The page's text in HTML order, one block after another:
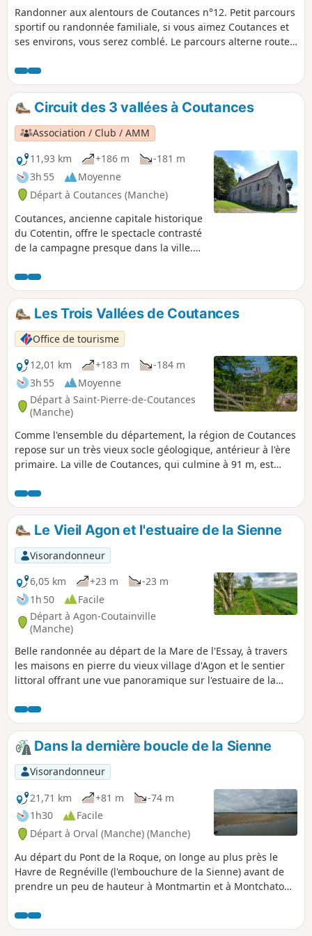
Randonner aux alentours de Coutances n°12. Petit parcours
sportif ou randonnée familiale, si vous aimez Coutances et
ses environs, vous serez comblé. Le parcours alterne routes,
dans la nature. Idéal pour une séance de running !
Circuit des 3 vallées à Coutances
Association / Club / AMM
11,93 km
+186 m
-181 m
3h 55
Moyenne
Départ à Coutances (Manche)
Coutances, ancienne capitale historique
du Cotentin, offre le spectacle contrasté
de la campagne presque dans la ville.
les proches abords de la ville en
cheminant par les 3 vallées qui
l'entourent avec chacune sa rivière un
peu paresseuse. À moitié sur terre et à
moitié sur route ou ruelles, les passages
urbains permettent de découvrir une
petite partie du patrimoine Coutançais
malgré la zone artisanale qui gâche un
peu le plaisir, mais on l'oublie vite.
Les Trois Vallées de Coutances
Office de tourisme
12,01 km
+183 m
-184 m
3h 55
Moyenne
Départ à Saint-Pierre-de-Coutances
(Manche)
Comme l'ensemble du département, la région de Coutances
repose sur un très vieux socle géologique, antérieur à l'ère
primaire. La ville de Coutances, qui culmine à 91 m, est
Bulsard et le Prépont qui offrent un paysage vallonné
couvert par le bocage.
Le Vieil Agon et l'estuaire de la Sienne
Visorandonneur
6,05 km
+23 m
-23 m
1h 50
Facile
Départ à Agon-Coutainville
(Manche)
Belle randonnée au départ de la Mare de l'Essay, à travers
les maisons en pierre du vieux village d'Agon et le sentier
littoral offrant une vue panoramique sur l'estuaire de la
Dans la dernière boucle de la Sienne
Visorandonneur
21,71 km
+81 m
-74 m
1h30
Facile
Départ à Orval (Manche) (Manche)
Au départ du Pont de la Roque, on longe au plus près le
Havre de Regnéville (l'embouchure de la Sienne) avant de
prendre un peu de hauteur à Montmartin et à Montchaton.
sur la vallée de la Sienne, le Havre de Regnéville et la pointe
d'Agon. Pas moins de quatre belles anciennes églises, ainsi